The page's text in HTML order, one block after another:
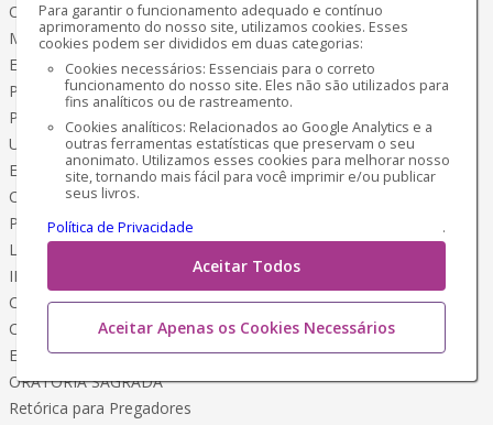
Para garantir o funcionamento adequado e contínuo
aprimoramento do nosso site, utilizamos cookies. Esses
cookies podem ser divididos em duas categorias:
Cookies necessários: Essenciais para o correto
funcionamento do nosso site. Eles não são utilizados para
fins analíticos ou de rastreamento.
Cookies analíticos: Relacionados ao Google Analytics e a
outras ferramentas estatísticas que preservam o seu
anonimato. Utilizamos esses cookies para melhorar nosso
site, tornando mais fácil para você imprimir e/ou publicar
seus livros.
Política de Privacidade
.
Aceitar Todos
Aceitar Apenas os Cookies Necessários
O QUE FIZ PARA EMAGRECER
Meu Método Terapêutico
EMAGRECER é Chique!
Programação Física e Mental
PLANO de Emagrecimento
Um estilo de Vida Saudável
EMAGRECER
Coragem, Ousadia e Conquista
Pássaros Encantados da AMAZÔNIA
Livro de Colorir
INVENCÍVEL
Caminho da Estratégia de Miyamoto Musashi
CIÊNCIA OCULTA
Esoterismo - Magia Sociedades Secretas
ORATÓRIA SAGRADA
Retórica para Pregadores